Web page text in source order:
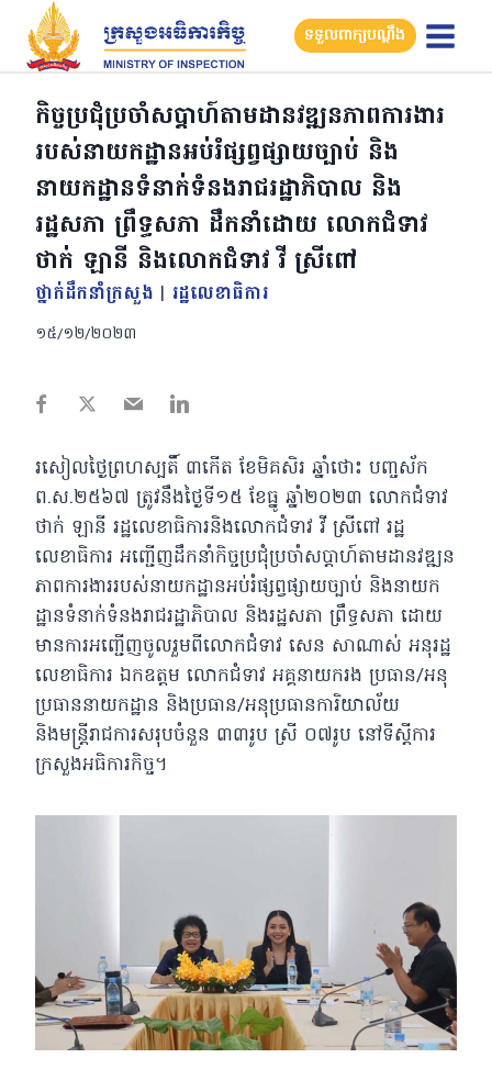
Skip
content
ទទួលពាក្យបណ្តឹង
កិច្ចប្រជុំប្រចាំសប្តាហ៍តាមដានវឌ្ឍនភាពការងារ
របស់នាយកដ្ឋានអប់រំផ្សព្វផ្សាយច្បាប់ និង
នាយកដ្ឋានទំនាក់ទំនងរាជរដ្ឋាភិបាល និង
រដ្ឋសភា ព្រឹទ្ធសភា ដឹកនាំដោយ លោកជំទាវ
ថាក់ ឡានី និងលោកជំទាវ វី ស្រីពៅ
ថ្នាក់ដឹកនាំក្រសួង | រដ្ឋលេខាធិការ
១៥/១២/២០២៣
រសៀលថ្ងៃព្រហស្បតិ៍ ៣កើត ខែមិគសិរ ឆ្នាំថោះ បញ្ចស័ក
ព.ស.២៥៦៧ ត្រូវនឹងថ្ងៃទី១៥ ខែធ្នូ ឆ្នាំ២០២៣ លោកជំទាវ
ថាក់ ឡានី រដ្ឋលេខាធិការនិងលោកជំទាវ វី ស្រីពៅ រដ្ឋ
លេខាធិការ អញ្ជើញដឹកនាំកិច្ចប្រជុំប្រចាំសប្តាហ៍តាមដានវឌ្ឍន
ភាពការងាររបស់នាយកដ្ឋានអប់រំផ្សព្វផ្សាយច្បាប់ និងនាយក
ដ្ឋានទំនាក់ទំនងរាជរដ្ឋាភិបាល និងរដ្ឋសភា ព្រឹទ្ធសភា ដោយ
មានការអញ្ជើញចូលរួមពីលោកជំទាវ សេន សាណាស់ អនុរដ្ឋ
លេខាធិការ ឯកឧត្តម លោកជំទាវ អគ្គនាយករង ប្រធាន/អនុ
ប្រធាននាយកដ្ឋាន និងប្រធាន/អនុប្រធានការិយាល័យ
និងមន្រ្តីរាជការសរុបចំនួន ៣៣រូប ស្រី ០៧រូប នៅទីស្តីការ
ក្រសួងអធិការកិច្ច។